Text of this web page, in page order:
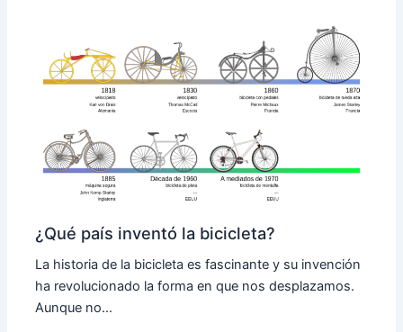
¿Qué país inventó la bicicleta?
La historia de la bicicleta es fascinante y su invención
ha revolucionado la forma en que nos desplazamos.
Aunque no…